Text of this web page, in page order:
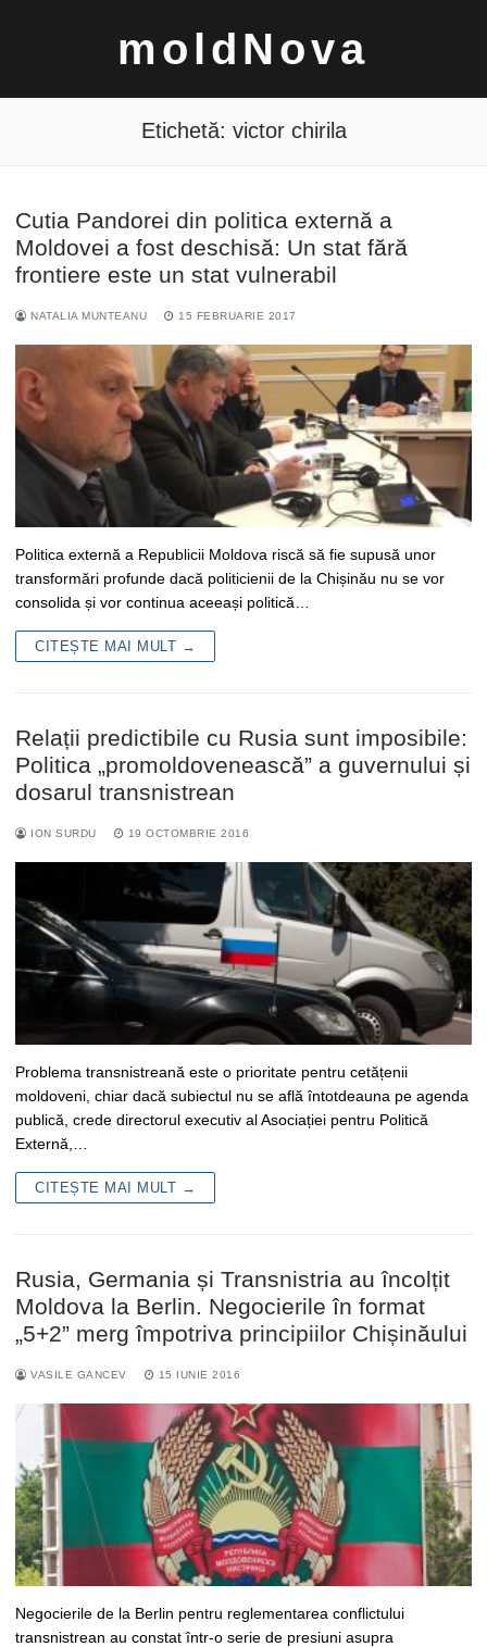
moldNova
Caută
după:
Etichetă: victor chirila
Cutia Pandorei din politica externă a
Moldovei a fost deschisă: Un stat fără
frontiere este un stat vulnerabil
NATALIA MUNTEANU 15 FEBRUARIE 2017
Politica externă a Republicii Moldova riscă să fie supusă unor
transformări profunde dacă politicienii de la Chișinău nu se vor
consolida și vor continua aceeași politică…
CITEȘTE MAI MULT →
Relații predictibile cu Rusia sunt imposibile:
Politica „promoldovenească” a guvernului și
dosarul transnistrean
ION SURDU 19 OCTOMBRIE 2016
Problema transnistreană este o prioritate pentru cetățenii
moldoveni, chiar dacă subiectul nu se află întotdeauna pe agenda
publică, crede directorul executiv al Asociației pentru Politică
Externă,…
CITEȘTE MAI MULT →
Rusia, Germania și Transnistria au încolțit
Moldova la Berlin. Negocierile în format
„5+2” merg împotriva principiilor Chișinăului
VASILE GANCEV 15 IUNIE 2016
Negocierile de la Berlin pentru reglementarea conflictului
transnistrean au constat într-o serie de presiuni asupra